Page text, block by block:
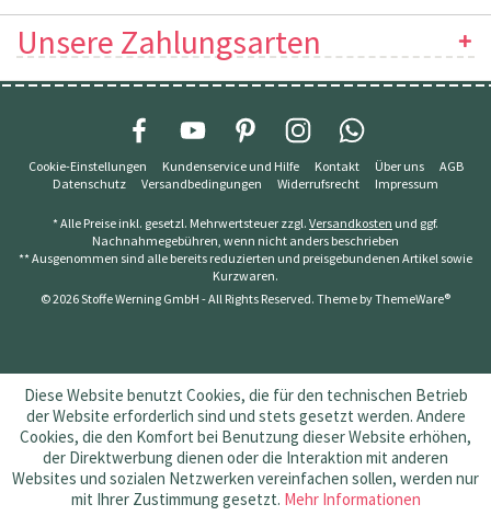
Unsere Zahlungsarten
Cookie-Einstellungen Kundenservice und Hilfe Kontakt Über uns
AGB
Datenschutz
Versandbedingungen Widerrufsrecht Impressum
* Alle Preise inkl. gesetzl. Mehrwertsteuer zzgl. Versandkosten und ggf.
Nachnahmegebühren, wenn nicht anders beschrieben
** Ausgenommen sind alle bereits reduzierten und preisgebundenen Artikel sowie
Kurzwaren.
© 2026 Stoffe Werning GmbH - All Rights Reserved. Theme byThemeWare®
Diese Website benutzt Cookies, die für den technischen Betrieb
der Website erforderlich sind und stets gesetzt werden. Andere
Cookies, die den Komfort bei Benutzung dieser Website erhöhen,
der Direktwerbung dienen oder die Interaktion mit anderen
Websites und sozialen Netzwerken vereinfachen sollen, werden nur
mit Ihrer Zustimmung gesetzt. Mehr Informationen